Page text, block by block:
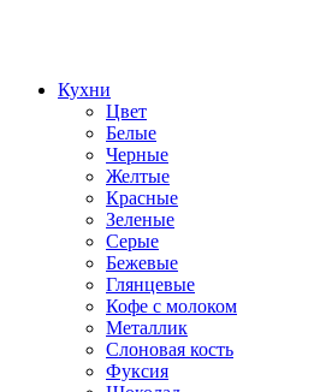
Кухни
Цвет
Белые
Черные
Желтые
Красные
Зеленые
Серые
Бежевые
Глянцевые
Кофе с молоком
Металлик
Слоновая кость
Фуксия